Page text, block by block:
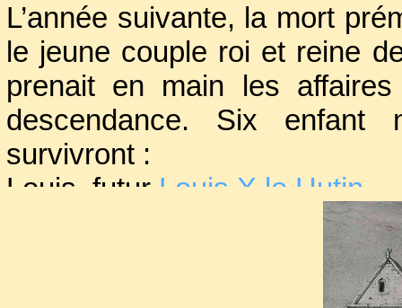
L’année suivante, la mort
le jeune couple roi et reine
prenait en main les
descendance. Six enfant
survivront :
Louis, futur Louis X le Hutin
Philippe V le
, future reine
Charles IV